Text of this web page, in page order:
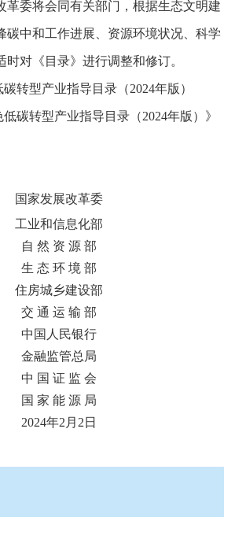
委将会同有关部门，根据生态文明建
碳中和工作进展、资源环境状况、科学
对《目录》进行调整和修订。
型产业指导目录（2024年版）
产业指导目录（2024年版）》
国家发展改革委
工业和信息化部
自 然 资 源 部
生 态 环 境 部
住房城乡建设部
交 通 运 输 部
中国人民银行
金融监管总局
中 国 证 监 会
国 家 能 源 局
2024年2月2日